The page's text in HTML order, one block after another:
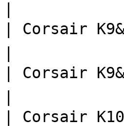
| Corsair
| Corsair
| Corsair